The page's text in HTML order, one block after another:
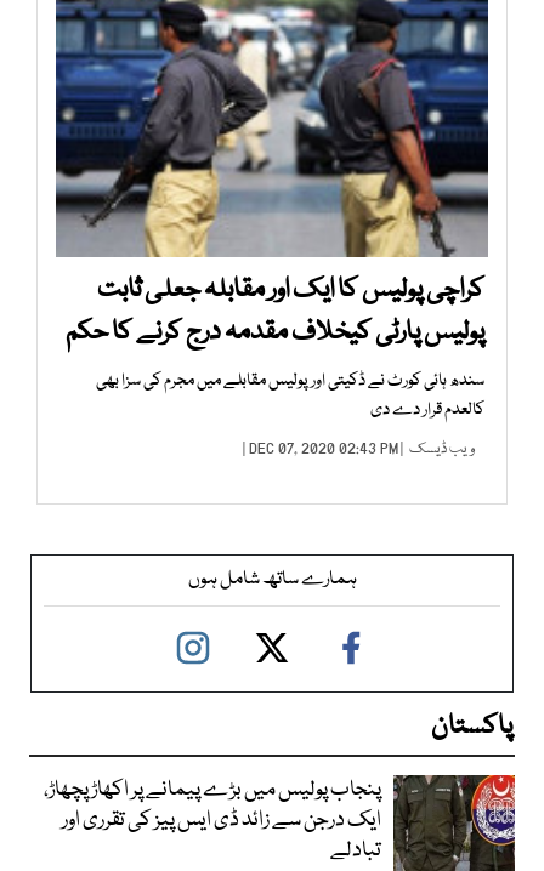
کراچی پولیس کا ایک اور مقابلہ جعلی ثابت
پولیس پارٹی کیخلاف مقدمہ درج کرنے کا حکم
سندھ ہائی کورٹ نے ڈکیتی اور پولیس مقابلے میں مجرم کی سزا بھی
کالعدم قرار دے دی
ویب ڈیسک | DEC 07, 2020 02:43 PM |
ہمارے ساتھ شامل ہوں
پاکستان
پنجاب پولیس میں بڑے پیمانے پر اکھاڑ پچھاڑ،
ایک درجن سے زائد ڈی ایس پیز کی تقرری اور
تبادلے